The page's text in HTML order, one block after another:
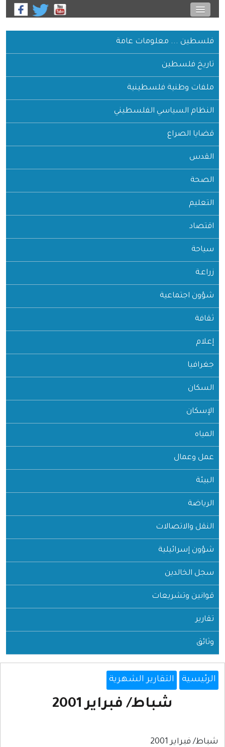
فلسطين ... معلومات عامة
تاريخ فلسطين
ملفات وطنية فلسطينية
النظام السياسي الفلسطيني
قضايا الصراع
القدس
الصحة
التعليم
اقتصاد
سياحة
زراعـة
شؤون اجتماعية
ثقافة
إعلام
جغرافيا
السكان
الإسكان
المياه
عمل وعمال
البيئة
الرياضة
النقل والاتصالات
شؤون إسرائيلية
سجل الخالدين
قوانين وتشريعات
تقارير
وثائق
الرئيسية التقارير الشهرية
شباط/ فبراير 2001
شباط/ فبراير 2001